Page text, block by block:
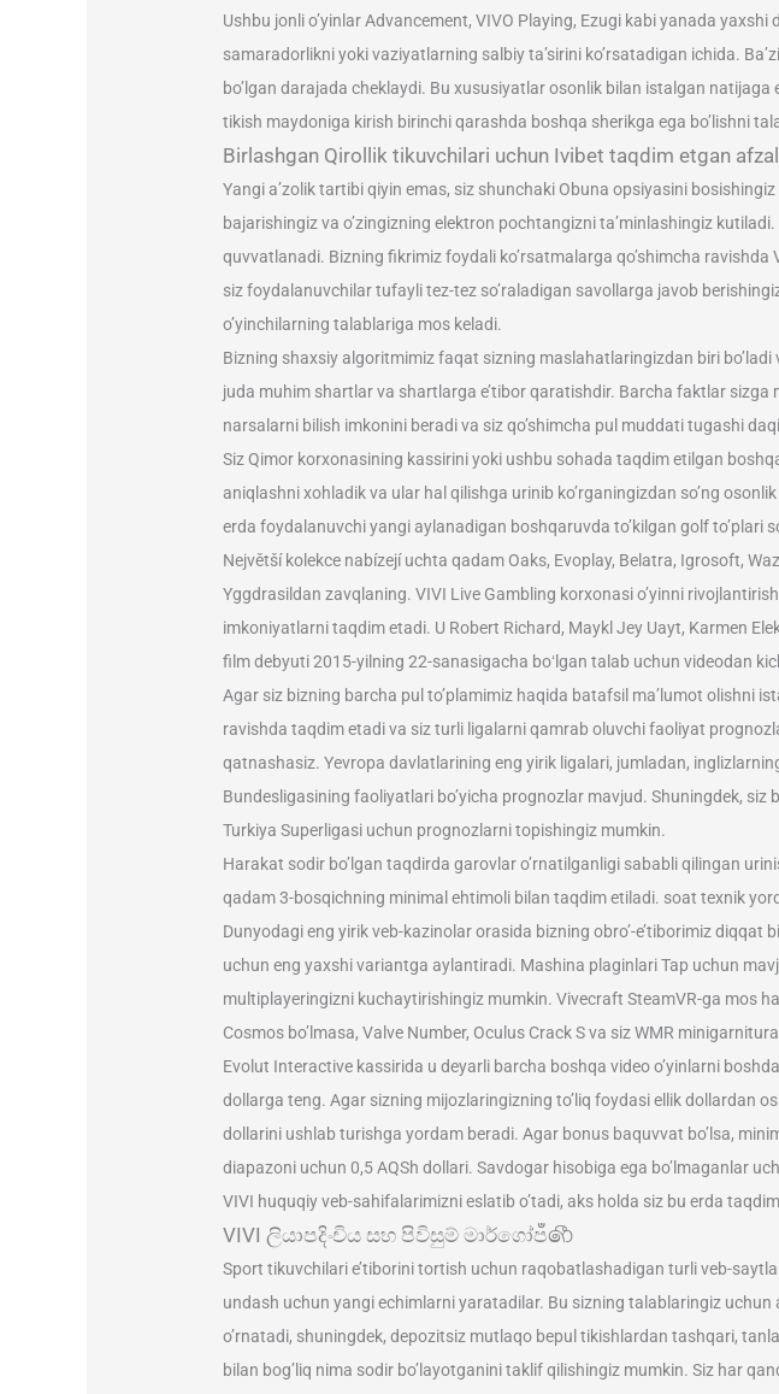
Ushbu jonli o’yinlar Advancement, VIVO Playing, Ezugi kabi yanada
samaradorlikni yoki vaziyatlarning salbiy ta’sirini ko’rsatadigan ichida.
bo’lgan darajada cheklaydi. Bu xususiyatlar osonlik bilan istalgan
tikish maydoniga kirish birinchi qarashda boshqa sherikga ega bo’lishni
Birlashgan Qirollik tikuvchilari uchun Ivibet taqdim etgan
Yangi a’zolik tartibi qiyin emas, siz shunchaki Obuna opsiyasini
bajarishingiz va o’zingizning elektron pochtangizni ta’minlashingiz
quvvatlanadi. Bizning fikrimiz foydali ko’rsatmalarga qo’shimcha
siz foydalanuvchilar tufayli tez-tez so’raladigan savollarga javob
o’yinchilarning talablariga mos keladi.
Bizning shaxsiy algoritmimiz faqat sizning maslahatlaringizdan biri bo’ladi
juda muhim shartlar va shartlarga e’tibor qaratishdir. Barcha faktlar
narsalarni bilish imkonini beradi va siz qo’shimcha pul muddati tugashi
Siz Qimor korxonasining kassirini yoki ushbu sohada taqdim etilgan
aniqlashni xohladik va ular hal qilishga urinib ko’rganingizdan so’ng
erda foydalanuvchi yangi aylanadigan boshqaruvda to’kilgan golf to’plari
Největší kolekce nabízejí uchta qadam Oaks, Evoplay, Belatra, Igrosoft,
Yggdrasildan zavqlaning. VIVI Live Gambling korxonasi o’yinni
imkoniyatlarni taqdim etadi. U Robert Richard, Maykl Jey Uayt, Karmen
film debyuti 2015-yilning 22-sanasigacha boʻlgan talab uchun videodan
Agar siz bizning barcha pul to’plamimiz haqida batafsil ma’lumot olishni
ravishda taqdim etadi va siz turli ligalarni qamrab oluvchi faoliyat
qatnashasiz. Yevropa davlatlarining eng yirik ligalari, jumladan,
Bundesligasining faoliyatlari bo’yicha prognozlar mavjud. Shuningdek,
Turkiya Superligasi uchun prognozlarni topishingiz mumkin.
Harakat sodir bo’lgan taqdirda garovlar o’rnatilganligi sababli qilingan
qadam 3-bosqichning minimal ehtimoli bilan taqdim etiladi. soat texnik
Dunyodagi eng yirik veb-kazinolar orasida bizning obro’-e’tiborimiz
uchun eng yaxshi variantga aylantiradi. Mashina plaginlari Tap uchun
multiplayeringizni kuchaytirishingiz mumkin. Vivecraft SteamVR-ga mos
Cosmos bo’lmasa, Valve Number, Oculus Crack S va siz WMR
Evolut Interactive kassirida u deyarli barcha boshqa video o’yinlarni
dollarga teng. Agar sizning mijozlaringizning to’liq foydasi ellik dollardan
dollarini ushlab turishga yordam beradi. Agar bonus baquvvat bo’lsa,
diapazoni uchun 0,5 AQSh dollari. Savdogar hisobiga ega bo’lmaganlar
VIVI huquqiy veb-sahifalarimizni eslatib o’tadi, aks holda siz bu erda
VIVI ලියාපදිංචිය සහ පිවිසුම් මාර්ගෝපඁඁ෯
Sport tikuvchilari e’tiborini tortish uchun raqobatlashadigan turli veb-
undash uchun yangi echimlarni yaratadilar. Bu sizning talablaringiz uchun
o’rnatadi, shuningdek, depozitsiz mutlaqo bepul tikishlardan tashqari,
bilan bog’liq nima sodir bo’layotganini taklif qilishingiz mumkin. Siz har